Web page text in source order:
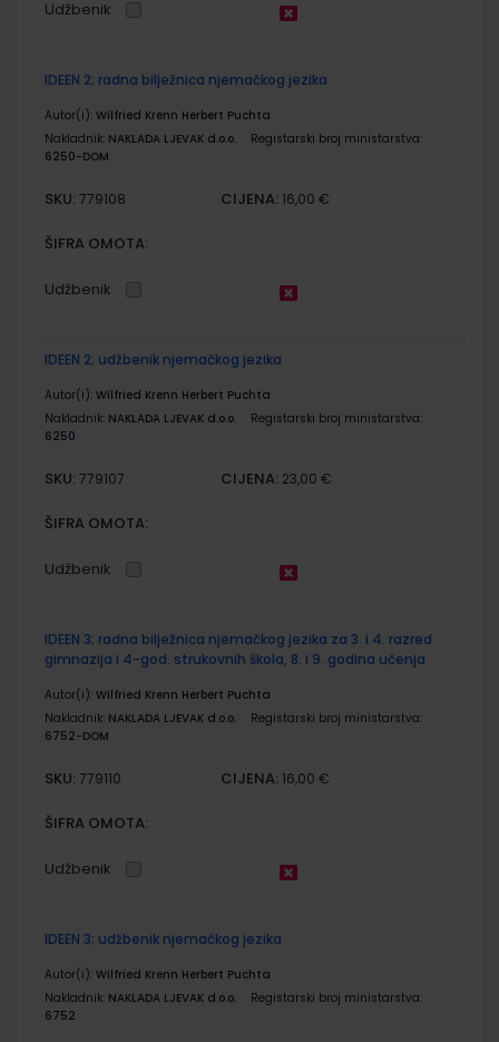
Udžbenik
IDEEN 2; radna bilježnica njemačkog jezika
Autor(i): Wilfried Krenn Herbert Puchta
Nakladnik: NAKLADA LJEVAK d.o.o.
Registarski broj ministarstva:
6250-DOM
SKU: 779108 CIJENA: 16,00 €
ŠIFRA OMOTA:
Udžbenik
IDEEN 2; udžbenik njemačkog jezika
Autor(i): Wilfried Krenn Herbert Puchta
Nakladnik: NAKLADA LJEVAK d.o.o.
Registarski broj ministarstva:
6250
SKU: 779107 CIJENA: 23,00 €
ŠIFRA OMOTA:
Udžbenik
IDEEN 3; radna bilježnica njemačkog jezika za 3. i 4. razred
gimnazija i 4-god. strukovnih škola, 8. i 9. godina učenja
Autor(i): Wilfried Krenn Herbert Puchta
Nakladnik: NAKLADA LJEVAK d.o.o.
Registarski broj ministarstva:
6752-DOM
SKU: 779110 CIJENA: 16,00 €
ŠIFRA OMOTA:
Udžbenik
IDEEN 3; udžbenik njemačkog jezika
Autor(i): Wilfried Krenn Herbert Puchta
Nakladnik: NAKLADA LJEVAK d.o.o.
Registarski broj ministarstva:
6752